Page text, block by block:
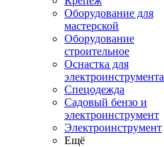
Оборудование для
мастерской
Оборудование
строительное
Оснастка для
электроинструмента
Спецодежда
Садовый бензо и
электроинструмент
Электроинструмент
Ещё